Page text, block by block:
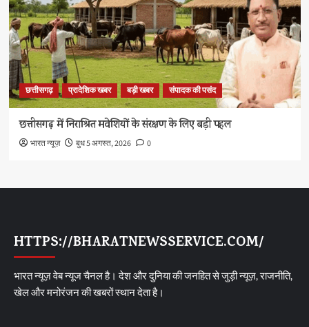
छत्तीसगढ़ प्रादेशिक खबर बड़ी खबर संपादक की पसंद
छत्तीसगढ़ में निराश्रित मवेशियों के संरक्षण के लिए बड़ी पहल
भारत न्यूज़ बुध 5 अगस्त, 2026 0
HTTPS://BHARATNEWSSERVICE.COM/
भारत न्यूज़ वेब न्यूज चैनल है। देश और दुनिया की जनहित से जुड़ी न्यूज़, राजनीति,
खेल और मनोरंजन की खबरों स्थान देता है।